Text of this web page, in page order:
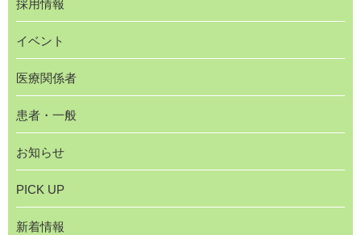
採用情報
イベント
医療関係者
患者・一般
お知らせ
PICK UP
新着情報